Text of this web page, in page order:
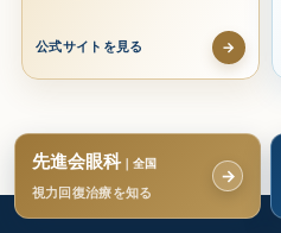
公式サイトを見る →
先進会眼科｜全国
視力回復治療を知る
→